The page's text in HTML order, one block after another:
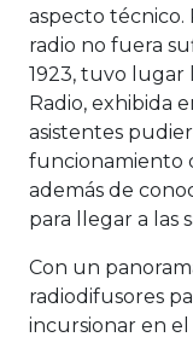
aspecto técnico.
radio no fuera
1923, tuvo lugar
Radio, exhibida
asistentes
funcionamiento
además de
para llegar a las
Con un
radiodifusores
incursionar en el